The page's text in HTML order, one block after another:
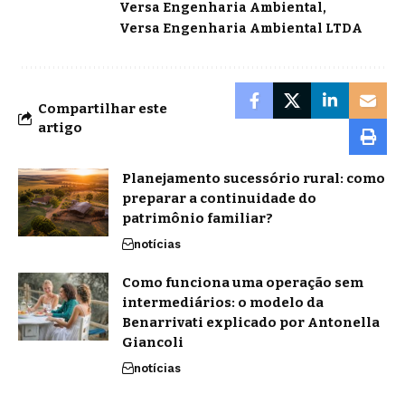
Versa Engenharia Ambiental
Versa Engenharia Ambiental LTDA
Compartilhar este
artigo
Planejamento sucessório rural: como
preparar a continuidade do
patrimônio familiar?
notícias
Como funciona uma operação sem
intermediários: o modelo da
Benarrivati explicado por Antonella
Giancoli
notícias